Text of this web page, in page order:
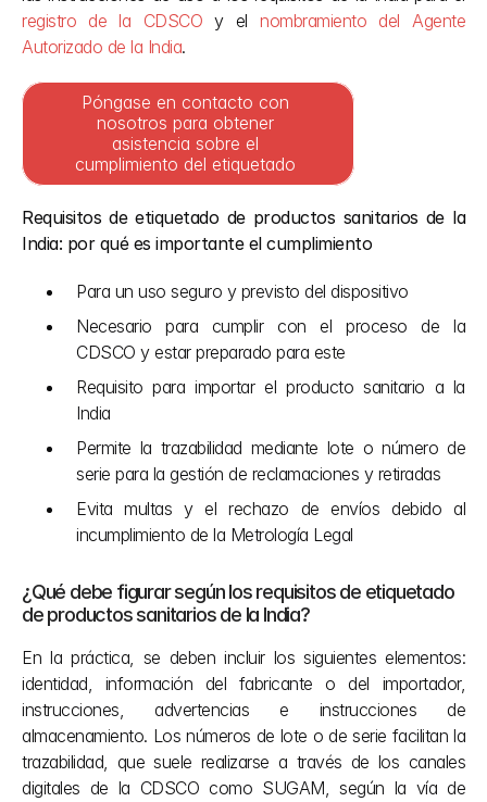
registro de la CDSCO y el nombramiento del Agente
Autorizado de la India.
Póngase en contacto con
nosotros para obtener
asistencia sobre el
cumplimiento del etiquetado
Requisitos de etiquetado de productos sanitarios de la
India: por qué es importante el cumplimiento
Para un uso seguro y previsto del dispositivo
Necesario para cumplir con el proceso de la
CDSCO y estar preparado para este
Requisito para importar el producto sanitario a la
India
Permite la trazabilidad mediante lote o número de
serie para la gestión de reclamaciones y retiradas
Evita multas y el rechazo de envíos debido al
incumplimiento de la Metrología Legal
¿Qué debe figurar según los requisitos de etiquetado
de productos sanitarios de la India?
En la práctica, se deben incluir los siguientes elementos:
identidad, información del fabricante o del importador,
instrucciones, advertencias e instrucciones de
almacenamiento. Los números de lote o de serie facilitan la
trazabilidad, que suele realizarse a través de los canales
digitales de la CDSCO como SUGAM, según la vía de